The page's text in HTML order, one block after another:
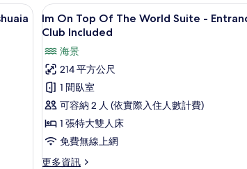
的
所
有
相
片
Suite
-
Stage
-
Entrance
to
Ushuaia
Club
Included
的
詳
險箱、書桌
顯
示
Im
On
Top
Of
The
World
Suite
-
免費盥洗用品、
8
Im On Top Of The World Suite -
Club Included
海景
214 平方公尺
1 間臥室
可容納 2 人 (依實際入住人數計費)
1 張特大雙人床
免費無線上網
更多資訊
更